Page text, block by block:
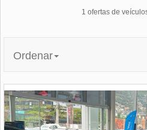
1 ofertas de
Ordenar